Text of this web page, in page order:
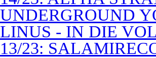
UNDERGROUND
LINUS - IN DIE
13/23: